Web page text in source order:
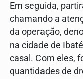
Em seguida,
chamando a
da operação,
na cidade de
casal. Com eles,
quantidades de